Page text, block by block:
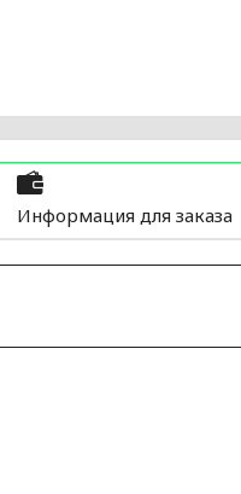
Информация для заказа